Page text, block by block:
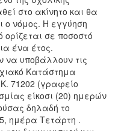
στο ακίνητο και θα
ο νόμος. Η εγγύηση
σε ποσοστό
ένα έτος.
να υποβάλλουν τις
Κατάστημα
71202 (γραφείο
είκοσι (20) ημερών
δηλαδή το
ημέρα Τετάρτη .